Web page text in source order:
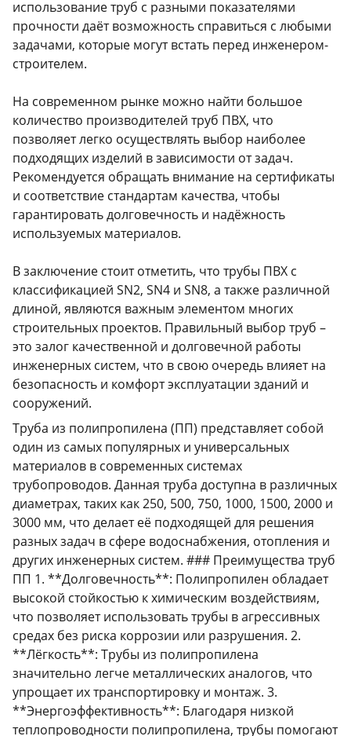
использование труб с разными показателями
прочности даёт возможность справиться с любыми
задачами, которые могут встать перед инженером-
строителем.
На современном рынке можно найти большое
количество производителей труб ПВХ, что
позволяет легко осуществлять выбор наиболее
подходящих изделий в зависимости от задач.
Рекомендуется обращать внимание на сертификаты
и соответствие стандартам качества, чтобы
гарантировать долговечность и надёжность
используемых материалов.
В заключение стоит отметить, что трубы ПВХ с
классификацией SN2, SN4 и SN8, а также различной
длиной, являются важным элементом многих
строительных проектов. Правильный выбор труб –
это залог качественной и долговечной работы
инженерных систем, что в свою очередь влияет на
безопасность и комфорт эксплуатации зданий и
сооружений.
Труба из полипропилена (ПП) представляет собой
один из самых популярных и универсальных
материалов в современных системах
трубопроводов. Данная труба доступна в различных
диаметрах, таких как 250, 500, 750, 1000, 1500, 2000 и
3000 мм, что делает её подходящей для решения
разных задач в сфере водоснабжения, отопления и
других инженерных систем. ### Преимущества труб
ПП 1. **Долговечность**: Полипропилен обладает
высокой стойкостью к химическим воздействиям,
что позволяет использовать трубы в агрессивных
средах без риска коррозии или разрушения. 2.
**Лёгкость**: Трубы из полипропилена
значительно легче металлических аналогов, что
упрощает их транспортировку и монтаж. 3.
**Энергоэффективность**: Благодаря низкой
теплопроводности полипропилена, трубы помогают